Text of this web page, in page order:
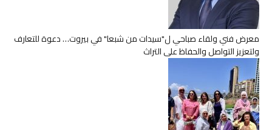
معرض فني ولقاء صباحي ل"سيدات من شبعا" في بيروت… دعوة للتعارف
ولتعزيز التواصل والحفاظ على التراث